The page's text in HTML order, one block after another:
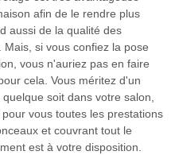
afin de le rendre plus
aussi de la qualité des
si vous confiez la pose
vous n'auriez pas en faire
cela. Vous méritez d'un
soit dans votre salon,
vous toutes les prestations
et couvrant tout le
est à votre disposition.